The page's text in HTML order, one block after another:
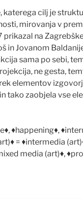
katerega cilj je
mirovanja v
prikazal na
Jovanom
sama po sebi,
ne gesta,
elementov
zaobjela vse
e♦,♦happening♦,♦
♦ = ♦intermedia (art)
media (art)♦,♦